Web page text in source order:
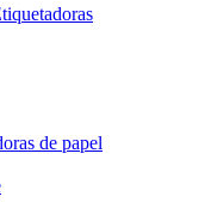
de papel